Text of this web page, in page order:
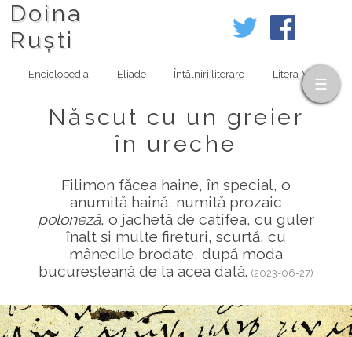
Doina
Ruști
Enciclopedia Eliade Întâlniri literare Litera MOV
Născut cu un greier
în ureche
Filimon făcea haine, în special, o
anumită haină, numită prozaic
poloneză, o jachetă de catifea, cu guler
înalt și multe fireturi, scurtă, cu
mânecile brodate, după moda
bucureșteană de la acea dată. (2023-06-27)